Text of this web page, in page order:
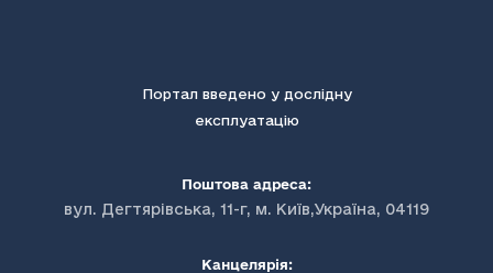
Портал введено у дослідну
експлуатацію
Поштова адреса:
вул. Дегтярівська, 11-г, м. Київ,Україна, 04119
Канцелярія: